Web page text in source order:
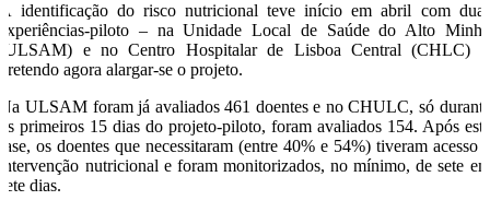
A identificação do risco nutricional teve início em abril com duas
experiências-piloto – na Unidade Local de Saúde do Alto Minho
(ULSAM) e no Centro Hospitalar de Lisboa Central (CHLC) -,
pretendo agora alargar-se o projeto.
Na ULSAM foram já avaliados 461 doentes e no CHULC, só durante
os primeiros 15 dias do projeto-piloto, foram avaliados 154. Após esta
fase, os doentes que necessitaram (entre 40% e 54%) tiveram acesso a
intervenção nutricional e foram monitorizados, no mínimo, de sete em
sete dias.